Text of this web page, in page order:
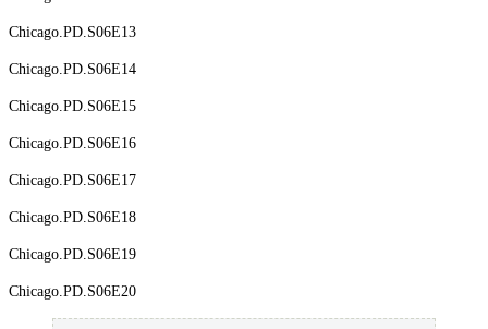
Chicago.PD.S06E13
Chicago.PD.S06E14
Chicago.PD.S06E15
Chicago.PD.S06E16
Chicago.PD.S06E17
Chicago.PD.S06E18
Chicago.PD.S06E19
Chicago.PD.S06E20